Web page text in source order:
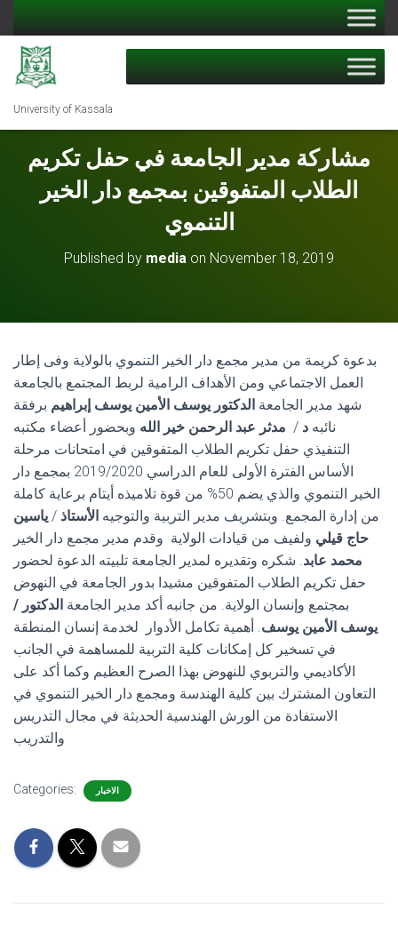
University of Kassala
مشاركة مدير الجامعة في حفل تكريم
الطلاب المتفوقين بمجمع دار الخير
التنموي
Published by media on November 18, 2019
بدعوة كريمة من مدير مجمع دار الخير التنموي بالولاية وفى إطار
العمل الاجتماعي ومن الأهداف الرامية لربط المجتمع بالجامعة
شهد مدير الجامعة الدكتور يوسف الأمين يوسف إبراهيم برفقة
نائبه د / مدثر عبد الرحمن خير الله وبحضور أعضاء مكتبه
التنفيذي حفل تكريم الطلاب المتفوقين في امتحانات مرحلة
الأساس الفترة الأولى للعام الدراسي 2019/2020 بمجمع دار
الخير التنموي والذي يضم 50% من قوة تلاميذه أيتام برعاية كاملة
من إدارة المجمع. وبتشريف مدير التربية والتوجيه الأستاذ / ياسين
حاج قيلي ولفيف من قيادات الولاية وقدم مدير مجمع دار الخير
محمد عابد. شكره وتقديره لمدير الجامعة تلبيته الدعوة لحضور
حفل تكريم الطلاب المتفوقين مشيدا بدور الجامعة في النهوض
بمجتمع وإنسان الولاية. من جانبه أكد مدير الجامعة الدكتور /
يوسف الأمين يوسف. أهمية تكامل الأدوار لخدمة إنسان المنطقة
في تسخير كل إمكانات كلية التربية للمساهمة في الجانب
الأكاديمي والتربوي للنهوض بهذا الصرح العظيم وكما أكد على
التعاون المشترك بين كلية الهندسة ومجمع دار الخير التنموي في
الاستفادة من الورش الهندسية الحديثة في مجال التدريس
Categories: الاخبار